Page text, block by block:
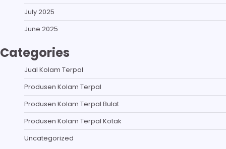
July 2025
June 2025
Categories
Jual Kolam Terpal
Produsen Kolam Terpal
Produsen Kolam Terpal Bulat
Produsen Kolam Terpal Kotak
Uncategorized